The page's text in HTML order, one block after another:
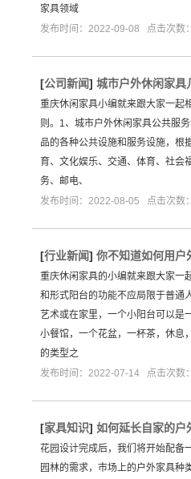
家具领域
发布时间：2022-09-08 点击次数
[公司新闻] 城市户外休闲家具
重庆休闲家具小编就来跟大家一起
则。1、城市户外休闲家具公共服
品的各种公共设施和服务设施，根
育、文化娱乐、交通、体育、社会
务、邮电、
发布时间：2022-08-05 点击次数
[行业新闻] 你不知道如何用户
重庆休闲家具的小编就来跟大家一
和形式阳台的功能不应局限于普通
艺术或在家里，一个小阳台可以是
小餐馆，一个花盆，一杯茶，休息
的类型之
发布时间：2022-07-14 点击次数
[家具知识] 如何延长自家的户
花园设计完成后，我们将开始配备
园林的需求，市场上的户外家具种